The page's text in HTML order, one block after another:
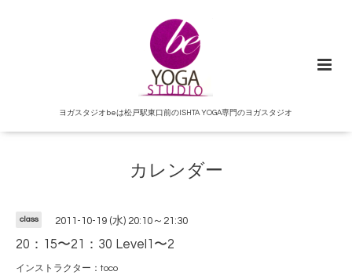
ヨガスタジオbeは松戸駅東口前のISHTA YOGA専門のヨガスタジオ
カレンダー
class 2011-10-19 (水) 20:10～21:30
20：15〜21：30 Level1〜2
インストラクター：toco